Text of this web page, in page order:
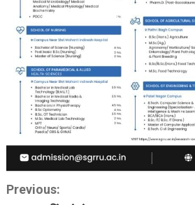
C
Previous: